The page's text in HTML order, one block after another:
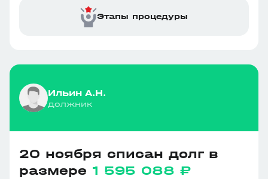
Этапы процедуры
Ильин А.Н.
должник
20 ноября списан долг в
размере 1 595 088 ₽